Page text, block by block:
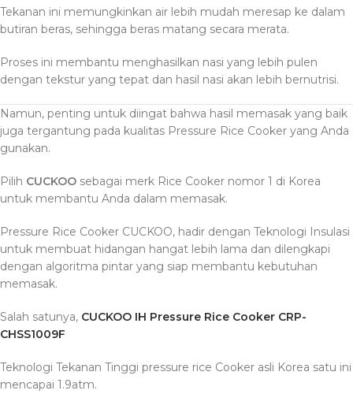
Tekanan ini memungkinkan air lebih mudah meresap ke dalam
butiran beras, sehingga beras matang secara merata.
Proses ini membantu menghasilkan nasi yang lebih pulen
dengan tekstur yang tepat dan hasil nasi akan lebih bernutrisi.
Namun, penting untuk diingat bahwa hasil memasak yang baik
juga tergantung pada kualitas Pressure Rice Cooker yang Anda
gunakan.
Pilih CUCKOO sebagai merk Rice Cooker nomor 1 di Korea
untuk membantu Anda dalam memasak.
Pressure Rice Cooker CUCKOO, hadir dengan Teknologi Insulasi
untuk membuat hidangan hangat lebih lama dan dilengkapi
dengan algoritma pintar yang siap membantu kebutuhan
memasak.
Salah satunya, CUCKOO IH Pressure Rice Cooker CRP-
CHSS1009F
Teknologi Tekanan Tinggi pressure rice Cooker asli Korea satu ini
mencapai 1.9atm.